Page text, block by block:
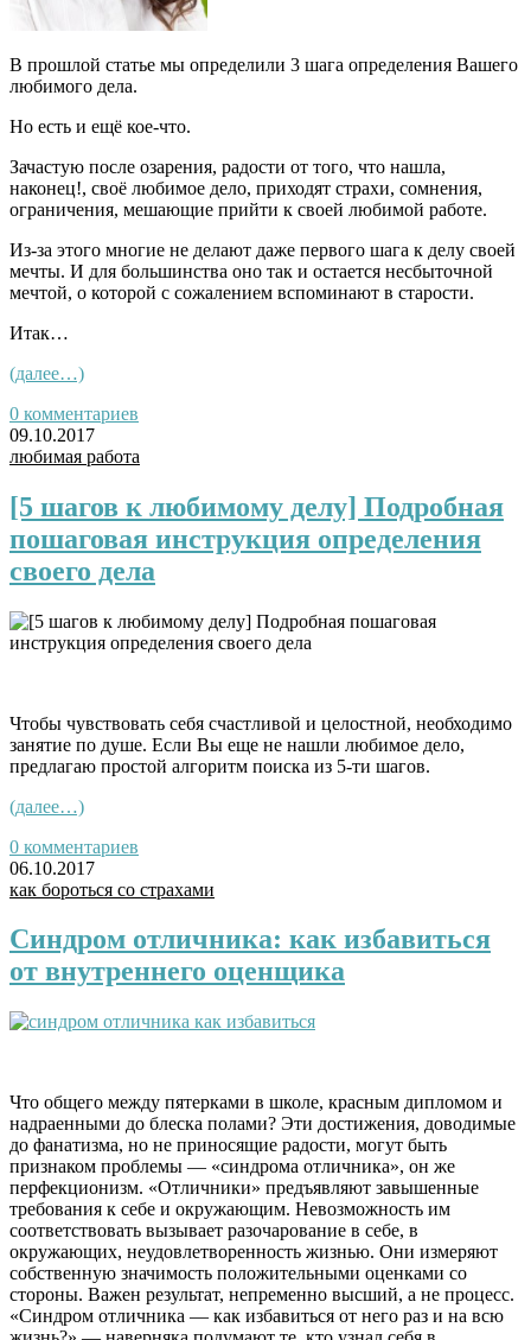
В прошлой статье мы определили 3 шага определения Вашего
любимого дела.
Но есть и ещё кое-что.
Зачастую после озарения, радости от того, что нашла,
наконец!, своё любимое дело, приходят страхи, сомнения,
ограничения, мешающие прийти к своей любимой работе.
Из-за этого многие не делают даже первого шага к делу своей
мечты. И для большинства оно так и остается несбыточной
мечтой, о которой с сожалением вспоминают в старости.
Итак…
(далее…)
0 комментариев
09.10.2017
любимая работа
[5 шагов к любимому делу] Подробная
пошаговая инструкция определения
своего дела
Чтобы чувствовать себя счастливой и целостной, необходимо
занятие по душе. Если Вы еще не нашли любимое дело,
предлагаю простой алгоритм поиска из 5-ти шагов.
(далее…)
0 комментариев
06.10.2017
как бороться со страхами
Синдром отличника: как избавиться
от внутреннего оценщика
Что общего между пятерками в школе, красным дипломом и
надраенными до блеска полами? Эти достижения, доводимые
до фанатизма, но не приносящие радости, могут быть
признаком проблемы — «синдрома отличника», он же
перфекционизм. «Отличники» предъявляют завышенные
требования к себе и окружающим. Невозможность им
соответствовать вызывает разочарование в себе, в
окружающих, неудовлетворенность жизнью. Они измеряют
собственную значимость положительными оценками со
стороны. Важен результат, непременно высший, а не процесс.
«Синдром отличника — как избавиться от него раз и на всю